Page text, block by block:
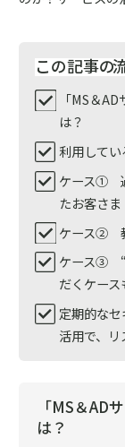
この記事の
「MS＆
は？
利用して
ケース①
たお客さま
ケース②
ケース③ “
だくケース
定期的な
活用で、
「MS＆AD
は？